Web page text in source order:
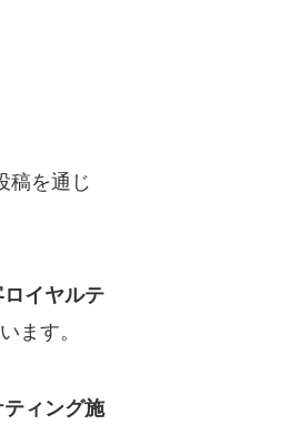
稿を通じ
イヤルテ
ます。
ィング施